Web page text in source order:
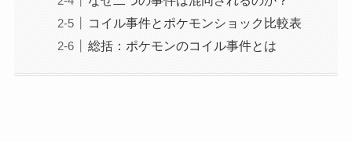
コイル事件とポケモンショック比較表
総括：ポケモンのコイル事件とは